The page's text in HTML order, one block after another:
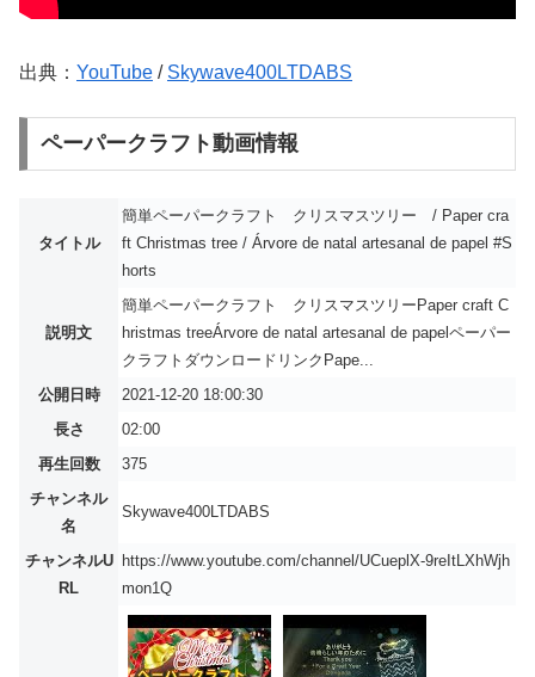
出典： YouTube / Skywave400LTDABS
ペーパークラフト動画情報
タイトル
簡単ペーパークラフト クリスマスツリー / Paper cra
ft Christmas tree / Árvore de natal artesanal de papel #S
horts
説明文
簡単ペーパークラフト クリスマスツリーPaper craft C
hristmas treeÁrvore de natal artesanal de papelペーパー
クラフトダウンロードリンクPape...
公開日時
2021-12-20 18:00:30
長さ
02:00
再生回数
375
チャンネル
名
Skywave400LTDABS
チャンネルU
RL
https://www.youtube.com/channel/UCueplX-9reItLXhWjh
mon1Q